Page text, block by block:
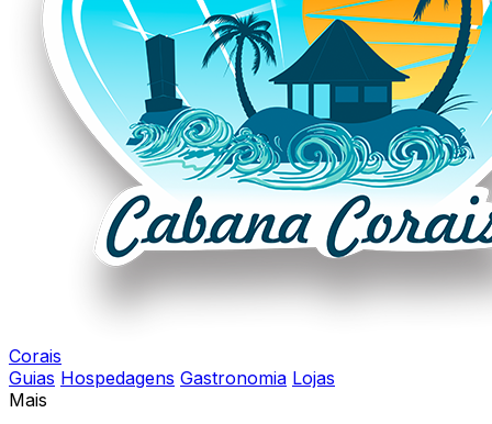
Corais
Guias Hospedagens Gastronomia Lojas
Mais